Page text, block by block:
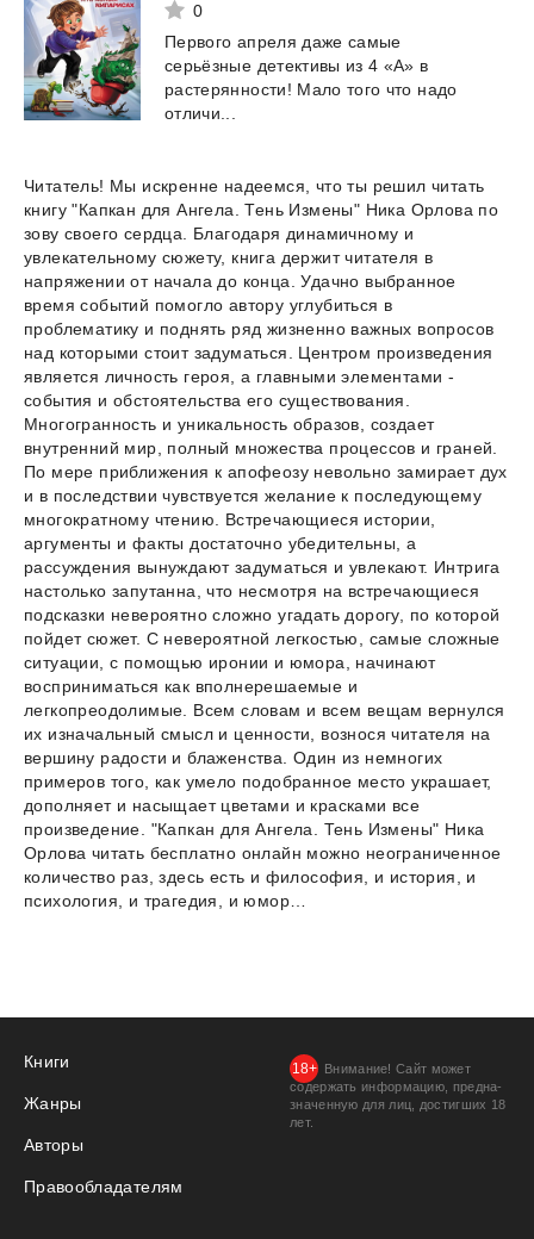
0
Первого апреля даже самые
серьёзные детективы из 4 «А» в
растерянности! Мало того что надо
отличи...
Читатель! Мы искренне надеемся, что ты решил читать
книгу "Капкан для Ангела. Тень Измены" Ника Орлова по
зову своего сердца. Благодаря динамичному и
увлекательному сюжету, книга держит читателя в
напряжении от начала до конца. Удачно выбранное
время событий помогло автору углубиться в
проблематику и поднять ряд жизненно важных вопросов
над которыми стоит задуматься. Центром произведения
является личность героя, а главными элементами -
события и обстоятельства его существования.
Многогранность и уникальность образов, создает
внутренний мир, полный множества процессов и граней.
По мере приближения к апофеозу невольно замирает дух
и в последствии чувствуется желание к последующему
многократному чтению. Встречающиеся истории,
аргументы и факты достаточно убедительны, а
рассуждения вынуждают задуматься и увлекают. Интрига
настолько запутанна, что несмотря на встречающиеся
подсказки невероятно сложно угадать дорогу, по которой
пойдет сюжет. С невероятной легкостью, самые сложные
ситуации, с помощью иронии и юмора, начинают
восприниматься как вполнерешаемые и
легкопреодолимые. Всем словам и всем вещам вернулся
их изначальный смысл и ценности, вознося читателя на
вершину радости и блаженства. Один из немногих
примеров того, как умело подобранное место украшает,
дополняет и насыщает цветами и красками все
произведение. "Капкан для Ангела. Тень Измены" Ника
Орлова читать бесплатно онлайн можно неограниченное
количество раз, здесь есть и философия, и история, и
психология, и трагедия, и юмор…
Книги
Жанры
Авторы
Правообладателям
Внимание! Сайт может
содержать информацию, предна­
значенную для лиц, дости­гших 18
лет.